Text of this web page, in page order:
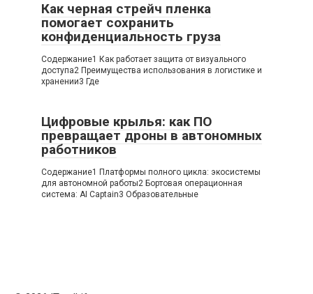
Как черная стрейч пленка
помогает сохранить
конфиденциальность груза
Содержание1 Как работает защита от визуального
доступа2 Преимущества использования в логистике и
хранении3 Где
Цифровые крылья: как ПО
превращает дроны в автономных
работников
Содержание1 Платформы полного цикла: экосистемы
для автономной работы2 Бортовая операционная
система: AI Captain3 Образовательные